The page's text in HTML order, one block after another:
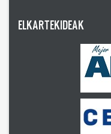
ELKARTEKIDEAK